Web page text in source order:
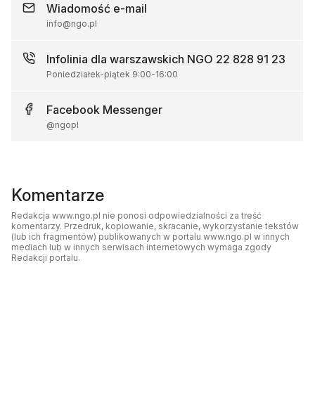
Wiadomość e-mail
info@ngo.pl
Infolinia dla warszawskich NGO 22 828 91 23
Poniedziałek-piątek 9:00-16:00
Facebook Messenger
@ngopl
Komentarze
Redakcja www.ngo.pl nie ponosi odpowiedzialności za treść
komentarzy. Przedruk, kopiowanie, skracanie, wykorzystanie tekstów
(lub ich fragmentów) publikowanych w portalu www.ngo.pl w innych
mediach lub w innych serwisach internetowych wymaga zgody
Redakcji portalu.